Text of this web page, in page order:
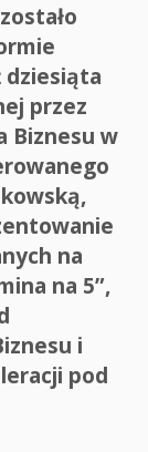
dziesiąta
przez
Biznesu w
na
na 5”,
i
pod